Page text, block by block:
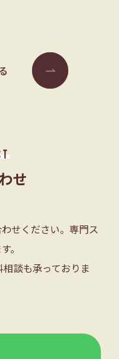
せ
せください。専門ス
。
談も承っておりま